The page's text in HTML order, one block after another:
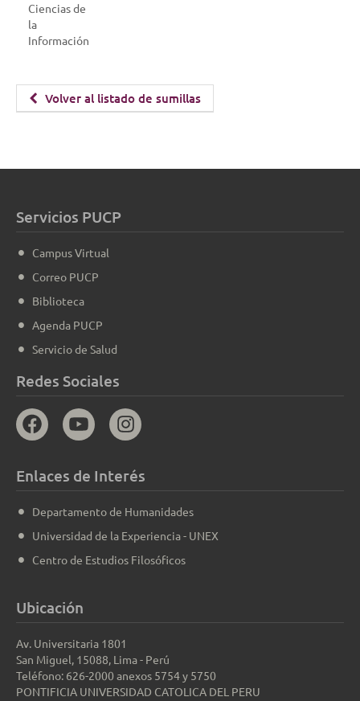
Ciencias de
la
Información
Volver al listado de sumillas
Servicios PUCP
Campus Virtual
Correo PUCP
Biblioteca
Agenda PUCP
Servicio de Salud
Redes Sociales
Enlaces de Interés
Departamento de Humanidades
Universidad de la Experiencia - UNEX
Centro de Estudios Filosóficos
Ubicación
Av. Universitaria 1801
San Miguel, 15088, Lima - Perú
Teléfono: 626-2000 anexos 5754 y 5750
PONTIFICIA UNIVERSIDAD CATOLICA DEL PERU